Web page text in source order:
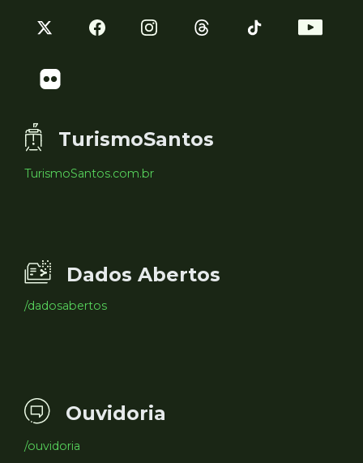
TurismoSantos
TurismoSantos.com.br
Dados Abertos
/dadosabertos
Ouvidoria
/ouvidoria